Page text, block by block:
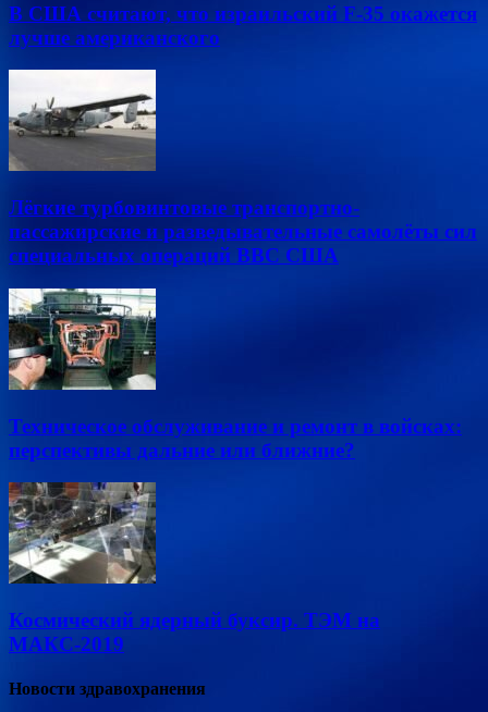
В США считают, что израильский F-35 окажется
лучше американского
Лёгкие турбовинтовые транспортно-
пассажирские и разведывательные самолёты сил
специальных операций ВВС США
Техническое обслуживание и ремонт в войсках:
перспективы дальние или ближние?
Космический ядерный буксир. ТЭМ на
МАКС-2019
Новости здравохранения